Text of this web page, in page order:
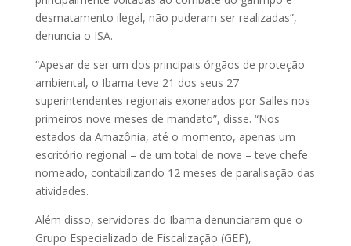
desmatamento ilegal, não puderam ser realizadas”,
denuncia o ISA.
“Apesar de ser um dos principais órgãos de proteção
ambiental, o Ibama teve 21 dos seus 27
superintendentes regionais exonerados por Salles nos
primeiros nove meses de mandato”, disse. “Nos
estados da Amazônia, até o momento, apenas um
escritório regional – de um total de nove – teve chefe
nomeado, contabilizando 12 meses de paralisação das
atividades.
Além disso, servidores do Ibama denunciaram que o
Grupo Especializado de Fiscalização (GEF),